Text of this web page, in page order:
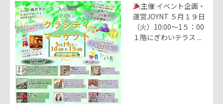
主催 イベント企画・
運営JOYNT ５月１９日
（火）10:00～1５：00
１階にぎわいテラス ...